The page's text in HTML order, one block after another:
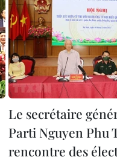
Le secrétaire
Parti Nguyen Phu
rencontre des